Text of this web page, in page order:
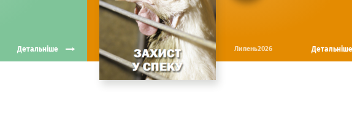
Детальніше Липень2026 Детальніше